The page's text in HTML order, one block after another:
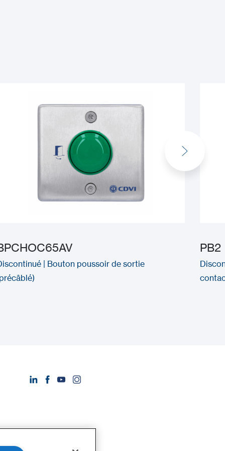
| Bouton poussoir de sortie
PB2